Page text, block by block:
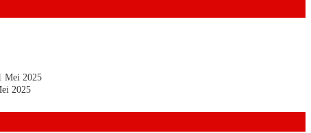
Mei 2025
2025